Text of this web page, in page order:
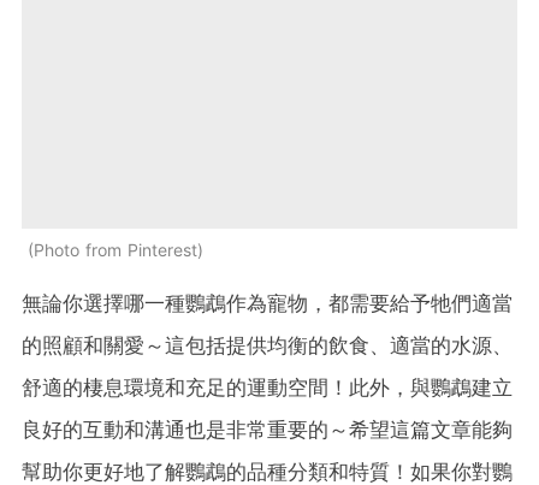
Photo from Pinterest
無論你選擇哪一種鸚鵡作為寵物，都需要給予牠們適當
的照顧和關愛～這包括提供均衡的飲食、適當的水源、
舒適的棲息環境和充足的運動空間！此外，與鸚鵡建立
良好的互動和溝通也是非常重要的～希望這篇文章能夠
幫助你更好地了解鸚鵡的品種分類和特質！如果你對鸚